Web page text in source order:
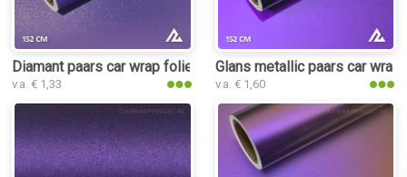
Diamant paars car wrap folie
v.a. € 1,33
Glans metallic paars car wrap
v.a. € 1,60